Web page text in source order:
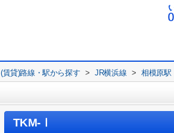
(賃貸)路線・駅から探す > JR横浜線 > 相模原駅
TKM-Ⅰ